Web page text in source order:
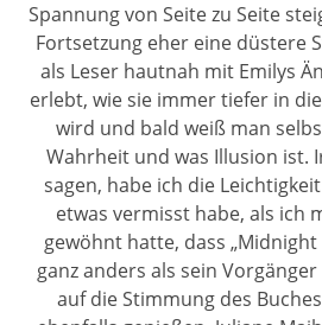
Spannung von Seite zu Seite
Fortsetzung eher eine düstere
als Leser hautnah mit Emilys
erlebt, wie sie immer tiefer in
wird und bald weiß man
Wahrheit und was Illusion ist.
sagen, habe ich die
etwas vermisst habe, als ich
gewöhnt hatte, dass „Midnight
ganz anders als sein
auf die Stimmung des